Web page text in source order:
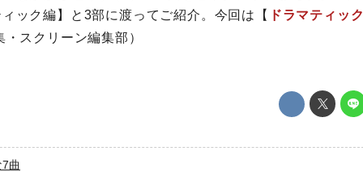
ック編】と3部に渡ってご紹介。今回は【
ドラマティック
スクリーン編集部）
曲